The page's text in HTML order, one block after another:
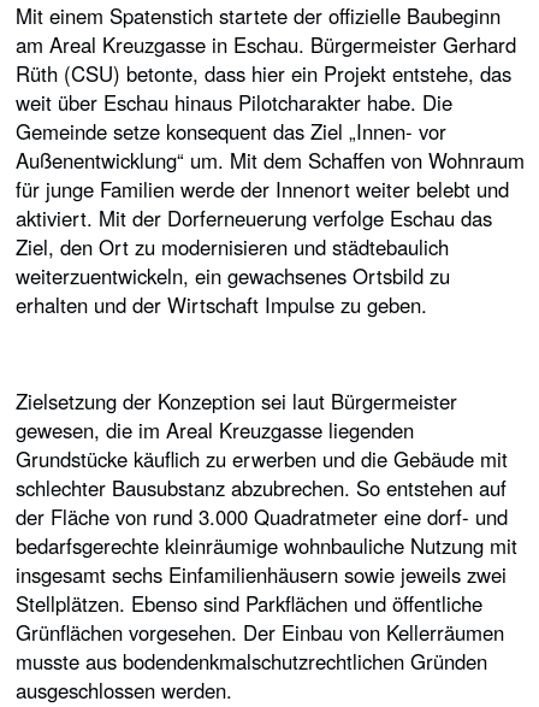
Mit einem Spatenstich startete der offizielle Baubeginn
am Areal Kreuzgasse in Eschau. Bürgermeister Gerhard
Rüth (CSU) betonte, dass hier ein Projekt entstehe, das
weit über Eschau hinaus Pilotcharakter habe. Die
Gemeinde setze konsequent das Ziel „Innen- vor
Außenentwicklung“ um. Mit dem Schaffen von Wohnraum
für junge Familien werde der Innenort weiter belebt und
aktiviert. Mit der Dorferneuerung verfolge Eschau das
Ziel, den Ort zu modernisieren und städtebaulich
weiterzuentwickeln, ein gewachsenes Ortsbild zu
erhalten und der Wirtschaft Impulse zu geben.
Zielsetzung der Konzeption sei laut Bürgermeister
gewesen, die im Areal Kreuzgasse liegenden
Grundstücke käuflich zu erwerben und die Gebäude mit
schlechter Bausubstanz abzubrechen. So entstehen auf
der Fläche von rund 3.000 Quadratmeter eine dorf- und
bedarfsgerechte kleinräumige wohnbauliche Nutzung mit
insgesamt sechs Einfamilienhäusern sowie jeweils zwei
Stellplätzen. Ebenso sind Parkflächen und öffentliche
Grünflächen vorgesehen. Der Einbau von Kellerräumen
musste aus bodendenkmalschutzrechtlichen Gründen
ausgeschlossen werden.